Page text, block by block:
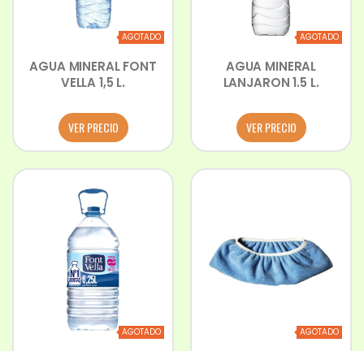
AGOTADO
AGUA MINERAL FONT
VELLA 1,5 L.
VER PRECIO
AGOTADO
AGUA MINERAL
LANJARON 1.5 L.
VER PRECIO
AGOTADO AGOTADO